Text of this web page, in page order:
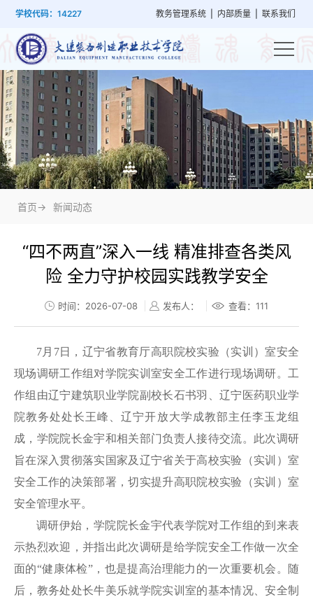
学校代码：14227 教务管理系统 内部质量 联系我们
概
况
建
设
管
理
设
置
工
作
就
业
培
训
首页-> 新闻动态
“四不两直”深入一线 精准排查各类风
险 全力守护校园实践教学安全
时间：2026-07-08 发布人： 查看： 111
7月7日，辽宁省教育厅高职院校实验（实训）室安全
现场调研工作组对学院实训室安全工作进行现场调研。工
作组由辽宁建筑职业学院副校长石书羽、辽宁医药职业学
院教务处处长王峰、辽宁开放大学成教部主任李玉龙组
成，学院院长金宇和相关部门负责人接待交流。此次调研
旨在深入贯彻落实国家及辽宁省关于高校实验（实训）室
安全工作的决策部署，切实提升高职院校实验（实训）室
安全管理水平。
调研伊始，学院院长金宇代表学院对工作组的到来表
示热烈欢迎，并指出此次调研是给学院安全工作做一次全
面的“健康体检”，也是提高治理能力的一次重要机会。随
后，教务处处长牛美乐就学院实训室的基本情况、安全制